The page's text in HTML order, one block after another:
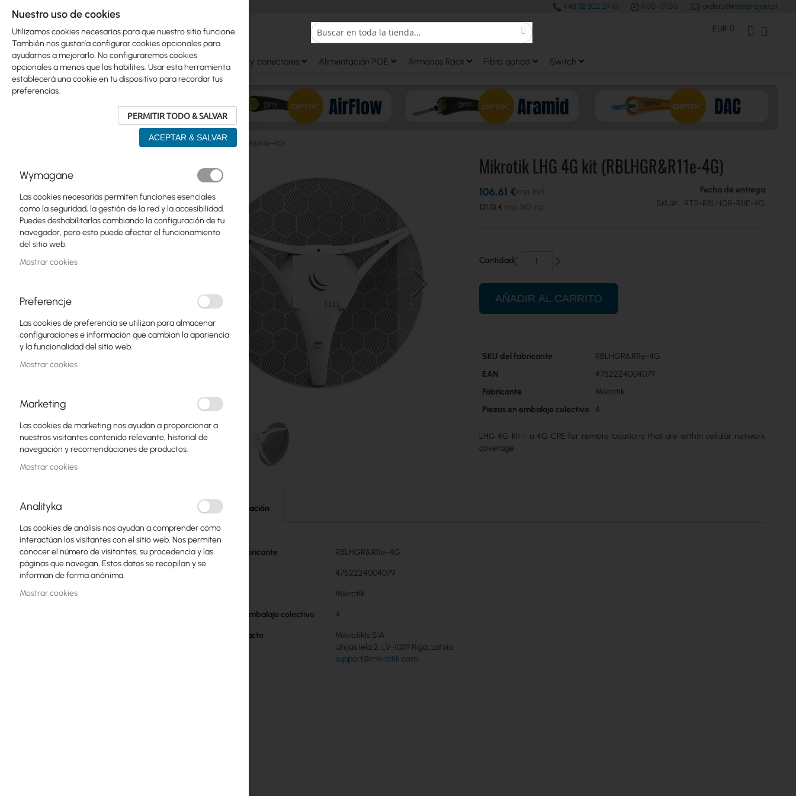
+48 32 302 29 10 9.00 -17.00 orders@interprojekt.pl
Search
Search Moneda
EUR Mi Cuenta
Ubiquiti Mikrotik WiFi Antenas Cables y conectores Alimentación POE Armarios Rack Fibra óptica Switch
Mikrotik Mikrotik LHG 4G kit (RBLHGR&R11e-4G)
Skip
product
list
Ubiquiti
Mikrotik
WiFi
Antenas
Switch
Puntos de Acceso
Cables Coaxiales
GPON
Cables LAN
Routers LAN
Licencias MikroTik
Monitoreo, Smart Home IoT
Dispositivos WiFi para Exterior
al
de
la
galería
de
comienzo
la
galería
de
imágenes
Mikrotik LHG 4G kit (RBLHGR&R11e-4G)
131,13 €
106,61 €
Fecha de entrega
SKU
RTB-RBLHGR-R11E-4G
Cantidad
AÑADIR AL CARRITO
Más
SKU del fabricante
RBLHGR&R11e-4G
EAN
4752224004079
Fabricante
Mikrotik
Piezas en embalaje colectivo
4
LHG 4G Kit - a 4G CPE for remote locations that are within cellular network
coverage
Más información
Más
SKU del fabricante RBLHGR&R11e-4G
4752224004079
Mikrotik
Piezas en embalaje colectivo 4
GPSR contacto
Mikrotikls SIA
Unijas iela 2, LV-1039 Riga, Latvia
support@mikrotik.com
Nuestro uso de cookies
Utilizamos cookies necesarias para que nuestro sitio funcione.
También nos gustaría configurar cookies opcionales para
ayudarnos a mejorarlo. No configuraremos cookies
opcionales a menos que las habilites. Usar esta herramienta
establecerá una cookie en tu dispositivo para recordar tus
preferencias.
PERMITIR TODO & SALVAR
ACEPTAR & SALVAR
Wymagane
Las cookies necesarias permiten funciones esenciales
como la seguridad, la gestión de la red y la accesibilidad.
Puedes deshabilitarlas cambiando la configuración de tu
navegador, pero esto puede afectar el funcionamiento
del sitio web.
Mostrar cookies
Preferencje
Las cookies de preferencia se utilizan para almacenar
configuraciones e información que cambian la apariencia
y la funcionalidad del sitio web.
Mostrar cookies
Marketing
Las cookies de marketing nos ayudan a proporcionar a
nuestros visitantes contenido relevante, historial de
navegación y recomendaciones de productos.
Mostrar cookies
Analityka
Las cookies de análisis nos ayudan a comprender cómo
interactúan los visitantes con el sitio web. Nos permiten
conocer el número de visitantes, su procedencia y las
páginas que navegan. Estos datos se recopilan y se
informan de forma anónima.
Mostrar cookies